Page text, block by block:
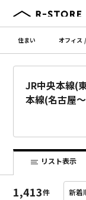
住まい オフィス /
JR中央本線(
本線(名古屋
リスト表示
1,413件